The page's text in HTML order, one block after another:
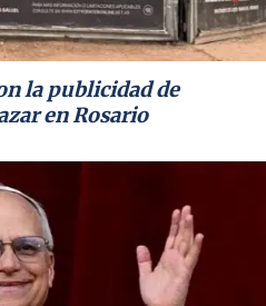
la publicidad de
en Rosario